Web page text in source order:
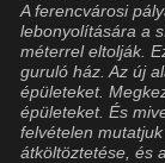
A ferencvárosi
lebonyolítására a
méterrel eltolják.
guruló ház. Az új
épületeket.
épületeket. És
felvételen
átköltöztetése, és